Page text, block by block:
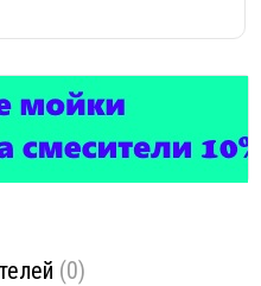
(0)